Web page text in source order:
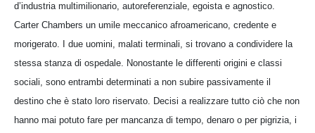
d’industria multimilionario, autoreferenziale, egoista e agnostico.
Carter Chambers un umile meccanico afroamericano, credente e
morigerato. I due uomini, malati terminali, si trovano a condividere la
stessa stanza di ospedale. Nonostante le differenti origini e classi
sociali, sono entrambi determinati a non subire passivamente il
destino che è stato loro riservato. Decisi a realizzare tutto ciò che non
hanno mai potuto fare per mancanza di tempo, denaro o per pigrizia, i